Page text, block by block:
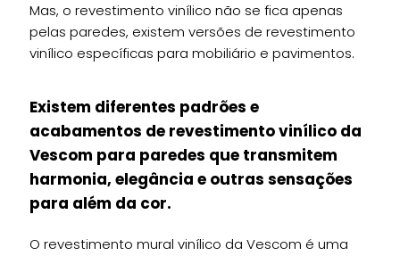
Mas, o revestimento vinílico não se fica apenas
pelas paredes, existem versões de revestimento
vinílico específicas para mobiliário e pavimentos.
Existem diferentes padrões e
acabamentos de revestimento vinílico da
Vescom para paredes que transmitem
harmonia, elegância e outras sensações
para além da cor.
O revestimento mural vinílico da Vescom é uma